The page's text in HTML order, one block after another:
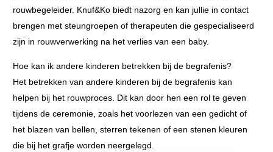
rouwbegeleider. Knuf&Ko biedt nazorg en kan jullie in contact
brengen met steungroepen of therapeuten die gespecialiseerd
zijn in rouwverwerking na het verlies van een baby.
Hoe kan ik andere kinderen betrekken bij de begrafenis?
Het betrekken van andere kinderen bij de begrafenis kan
helpen bij het rouwproces. Dit kan door hen een rol te geven
tijdens de ceremonie, zoals het voorlezen van een gedicht of
het blazen van bellen, sterren tekenen of een stenen kleuren
die bij het grafje worden neergelegd.